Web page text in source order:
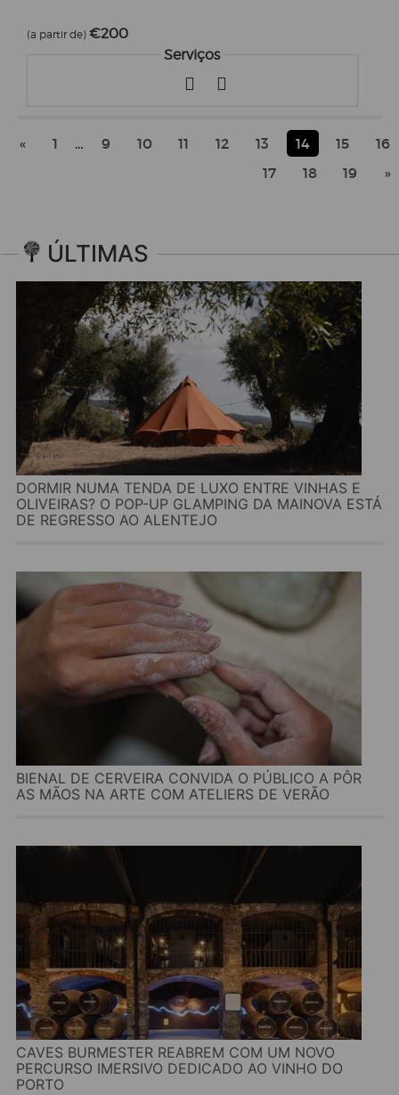
(a partir de) €200
Serviços
« 1 … 9 10 11 12 13 14 15
16
17
18 19 »
ÚLTIMAS
DORMIR NUMA TENDA DE LUXO ENTRE VINHAS E
OLIVEIRAS? O POP-UP GLAMPING DA MAINOVA ESTÁ
DE REGRESSO AO ALENTEJO
BIENAL DE CERVEIRA CONVIDA O PÚBLICO A PÔR
AS MÃOS NA ARTE COM ATELIERS DE VERÃO
CAVES BURMESTER REABREM COM UM NOVO
PERCURSO IMERSIVO DEDICADO AO VINHO DO
PORTO